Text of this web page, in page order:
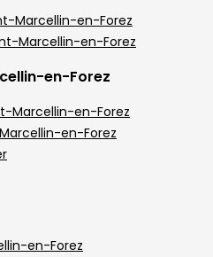
Saint-Marcellin-en-
Marcellin-en-Forez
Marcellin-en-Forez
en-Forez
Marcellin-en-Forez
en-Forez
en-Forez